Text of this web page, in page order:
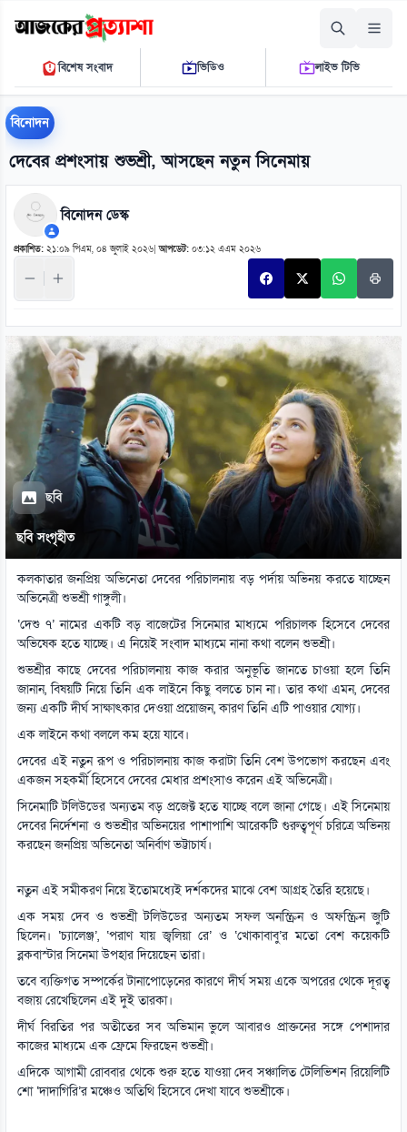
শনিবার, ০৮ আগস্ট ২০২৬
০৪:১১:৩৪ এ.এম.THE DAILY AJKER PROTTASHA
বিশেষ সংবাদ ভিডিও লাইভ টিভি
বিনোদন
দেবের প্রশংসায় শুভশ্রী, আসছেন নতুন সিনেমায়
বিনোদন ডেস্ক
প্রকাশিত: ২১:০৯ পিএম, ০৪ জুলাই ২০২৬ |আপডেট: ০৩:১২ এএম ২০২৬
ছবি
ছবি সংগৃহীত
কলকাতার জনপ্রিয় অভিনেতা দেবের পরিচালনায় বড় পর্দায় অভিনয় করতে যাচ্ছেন
অভিনেত্রী শুভশ্রী গাঙ্গুলী।
‘দেশু ৭’ নামের একটি বড় বাজেটের সিনেমার মাধ্যমে পরিচালক হিসেবে দেবের
অভিষেক হতে যাচ্ছে। এ নিয়েই সংবাদ মাধ্যমে নানা কথা বলেন শুভশ্রী।
শুভশ্রীর কাছে দেবের পরিচালনায় কাজ করার অনুভূতি জানতে চাওয়া হলে তিনি
জানান, বিষয়টি নিয়ে তিনি এক লাইনে কিছু বলতে চান না। তার কথা এমন, দেবের
জন্য একটি দীর্ঘ সাক্ষাৎকার দেওয়া প্রয়োজন, কারণ তিনি এটি পাওয়ার যোগ্য।
এক লাইনে কথা বললে কম হয়ে যাবে।
দেবের এই নতুন রূপ ও পরিচালনায় কাজ করাটা তিনি বেশ উপভোগ করছেন এবং
একজন সহকর্মী হিসেবে দেবের মেধার প্রশংসাও করেন এই অভিনেত্রী।
সিনেমাটি টলিউডের অন্যতম বড় প্রজেক্ট হতে যাচ্ছে বলে জানা গেছে। এই সিনেমায়
দেবের নির্দেশনা ও শুভশ্রীর অভিনয়ের পাশাপাশি আরেকটি গুরুত্বপূর্ণ চরিত্রে অভিনয়
করছেন জনপ্রিয় অভিনেতা অনির্বাণ ভট্টাচার্য।
নতুন এই সমীকরণ নিয়ে ইতোমধ্যেই দর্শকদের মাঝে বেশ আগ্রহ তৈরি হয়েছে।
এক সময় দেব ও শুভশ্রী টলিউডের অন্যতম সফল অনস্ক্রিন ও অফস্ক্রিন জুটি
ছিলেন। ‘চ্যালেঞ্জ’, ‘পরাণ যায় জ্বলিয়া রে’ ও ‘খোকাবাবু’র মতো বেশ কয়েকটি
ব্লকবাস্টার সিনেমা উপহার দিয়েছেন তারা।
তবে ব্যক্তিগত সম্পর্কের টানাপোড়েনের কারণে দীর্ঘ সময় একে অপরের থেকে দূরত্ব
বজায় রেখেছিলেন এই দুই তারকা।
দীর্ঘ বিরতির পর অতীতের সব অভিমান ভুলে আবারও প্রাক্তনের সঙ্গে পেশাদার
কাজের মাধ্যমে এক ফ্রেমে ফিরছেন শুভশ্রী।
এদিকে আগামী রোববার থেকে শুরু হতে যাওয়া দেব সঞ্চালিত টেলিভিশন রিয়েলিটি
শো ‘দাদাগিরি’র মঞ্চেও অতিথি হিসেবে দেখা যাবে শুভশ্রীকে।